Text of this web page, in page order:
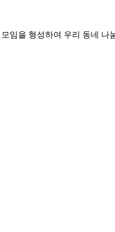
임을 형성하여 우리 동네 나